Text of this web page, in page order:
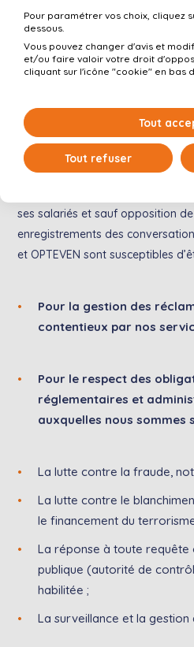
Communiquer avec vous,
déclaration de sinistre,
informations utiles et vous
dans votre contrat.
A des fins probatoires, ou pour
ses salariés et sauf opposition
enregistrements des
et OPTEVEN sont susceptibles
Pour la gestion des
contentieux par nos
Pour le respect des
réglementaires et
auxquelles nous sommes
La lutte contre la fraude,
La lutte contre le
le financement du
La réponse à toute requête
publique (autorité de
habilitée ;
La surveillance et la gestion
Pour paramétrer vos choix, cliquez
dessous.
Vous pouvez changer d'avis et
et/ou faire valoir votre droit
cliquant sur l'icône "cookie" en bas
Tout
Tout refuser